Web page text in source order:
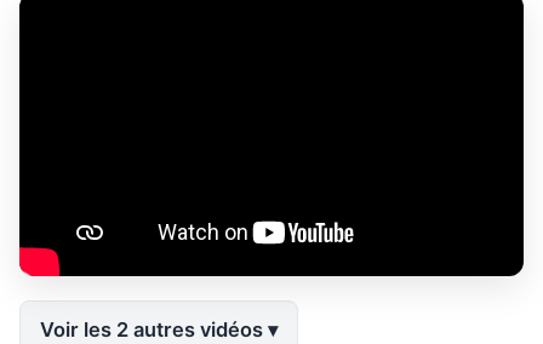
Voir les 2 autres vidéos